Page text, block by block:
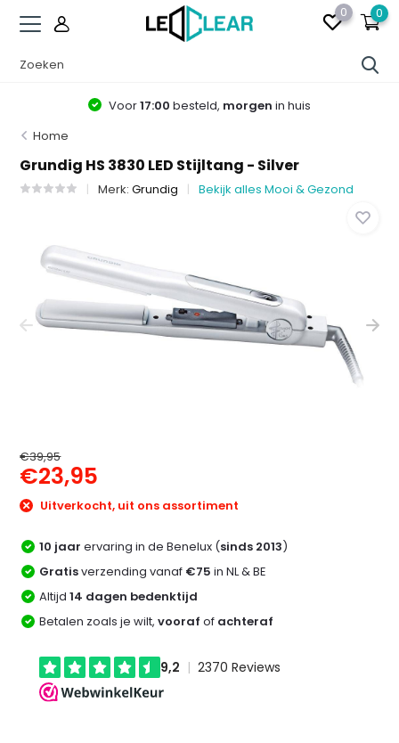
0 0
Voor17:00 besteld, morgen in huis
Home
Grundig HS 3830 LED Stijltang - Silver
Merk:Grundig Bekijk alles Mooi & Gezond
€39,95
€23,95
Uitverkocht, uit ons assortiment
10 jaar ervaring in de Benelux (sinds 2013)
Gratisverzending vanaf €75 in NL & BE
Altijd14 dagen bedenktijd
Betalen zoals je wilt,vooraf of achteraf